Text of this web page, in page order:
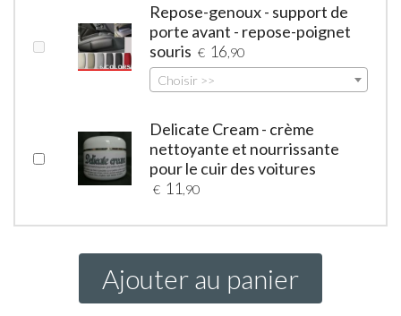
Repose-genoux - support de
porte avant - repose-poignet
souris € 16 ,90
Choisir >>
Delicate Cream - crème
nettoyante et nourrissante
pour le cuir des voitures
€ 11 ,90
Ajouter au panier